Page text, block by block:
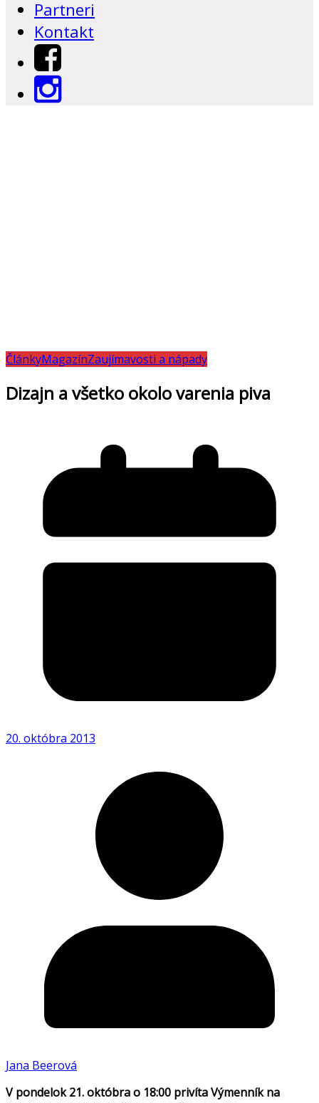
Partneri
Kontakt
ČlánkyMagazínZaujímavosti a nápady
Dizajn a všetko okolo varenia piva
20. októbra 2013
Jana Beerová
V pondelok 21. októbra o 18:00 privíta Výmenník na